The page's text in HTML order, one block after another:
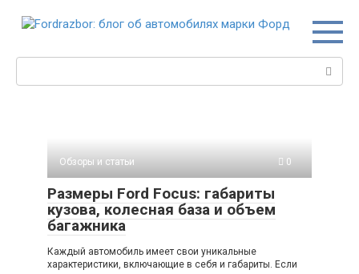
Обзоры и статьи 0
Размеры Ford Focus: габариты
кузова, колесная база и объем
багажника
Каждый автомобиль имеет свои уникальные
характеристики, включающие в себя и габариты. Если